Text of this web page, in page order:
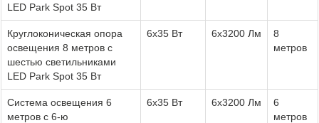
LED Park Spot 35 Вт
Круглоконическая опора
освещения 8 метров с
шестью светильниками
LED Park Spot 35 Вт
6x35 Вт 6х3200 Лм
8
метров
Система освещения 6
метров с 6-ю
6x35 Вт 6х3200 Лм
6
метров